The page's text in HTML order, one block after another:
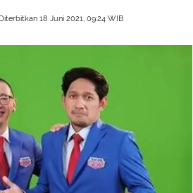
Diterbitkan 18 Juni 2021, 09:24 WIB